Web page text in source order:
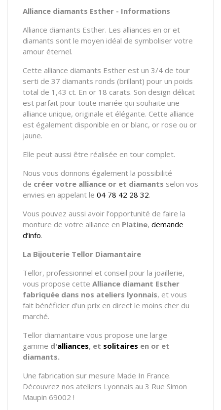
Alliance diamants Esther - Informations
Alliance diamants Esther. Les alliances en or et
diamants sont le moyen idéal de symboliser votre
amour éternel.
Cette alliance diamants Esther est un 3/4 de tour
serti de 37 diamants ronds (brillant) pour un poids
total de 1,43 ct. En or 18 carats. Son design délicat
est parfait pour toute mariée qui souhaite une
alliance unique, originale et élégante. Cette alliance
est également disponible en or blanc, or rose ou or
jaune.
Elle peut aussi être réalisée en tour complet.
Nous vous donnons également la possibilité
de créer votre alliance or et diamants selon vos
envies en appelant le 04 78 42 28 32.
Vous pouvez aussi avoir l’opportunité de faire la
monture de votre alliance en Platine, demande
d’info.
La Bijouterie Tellor Diamantaire
Tellor, professionnel et conseil pour la joaillerie,
vous propose cette Alliance diamant Esther
fabriquée dans nos ateliers lyonnais, et vous
fait bénéficier d'un prix en direct le moins cher du
marché.
Tellor diamantaire vous propose une large
gamme d'alliances, et solitaires en or et
diamants.
Une fabrication sur mesure Made In France.
Découvrez nos ateliers Lyonnais au 3 Rue Simon
Maupin 69002 !